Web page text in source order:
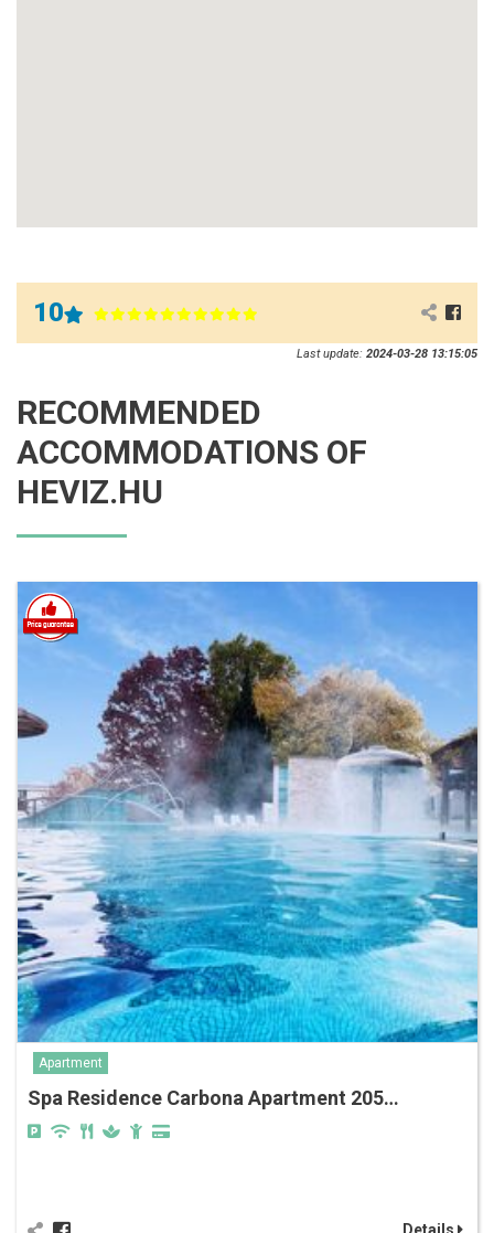
10
Last update: 2024-03-28 13:15:05
RECOMMENDED
ACCOMMODATIONS OF
HEVIZ.HU
Apartment
Spa Residence Carbona Apartment 205…